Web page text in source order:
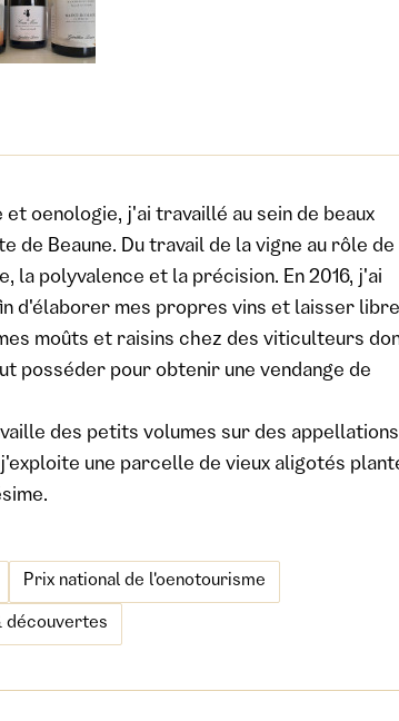
oenologie, j'ai travaillé au sein de beaux
de Beaune. Du travail de la vigne au rôle de
la polyvalence et la précision. En 2016, j'ai
d'élaborer mes propres vins et laisser libre
moûts et raisins chez des viticulteurs
posséder pour obtenir une vendange de
des petits volumes sur des
une parcelle de vieux aligotés
Prix national de l'oenotourisme
découvertes